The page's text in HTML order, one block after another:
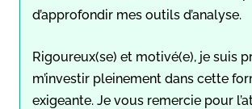
d’approfondir mes outils d’analyse.
Rigoureux(se) et motivé(e), je suis
m’investir pleinement dans cette
exigeante. Je vous remercie pour